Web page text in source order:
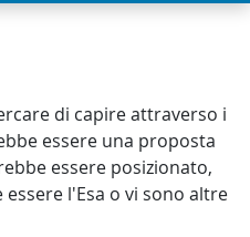
di capire attraverso i
essere una proposta
essere posizionato,
l'Esa o vi sono altre